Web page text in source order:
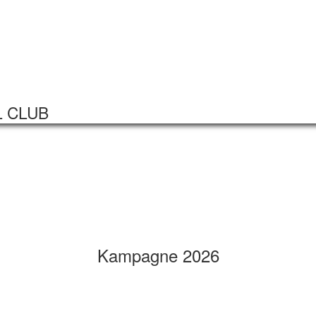
CLUB
Kampagne 2026